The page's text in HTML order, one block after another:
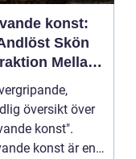
konst:
Skön
Mellan
Och
översikt över
konst".
konst är en